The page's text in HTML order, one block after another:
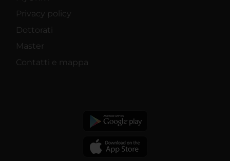
Privacy policy
Dottorati
Master
Contatti e mappa